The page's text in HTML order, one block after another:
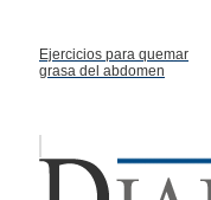
Ejercicios para quemar
grasa del abdomen